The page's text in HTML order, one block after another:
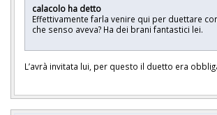
calacolo ha detto
Effettivamente farla venire qui per duettare
che senso aveva? Ha dei brani fantastici lei.
L’avrà invitata lui, per questo il duetto era